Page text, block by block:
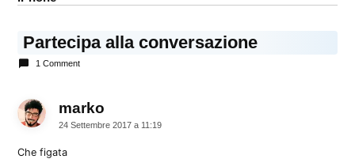
Partecipa alla conversazione
1 Comment
marko
24 Settembre 2017 a 11:19
Che figata